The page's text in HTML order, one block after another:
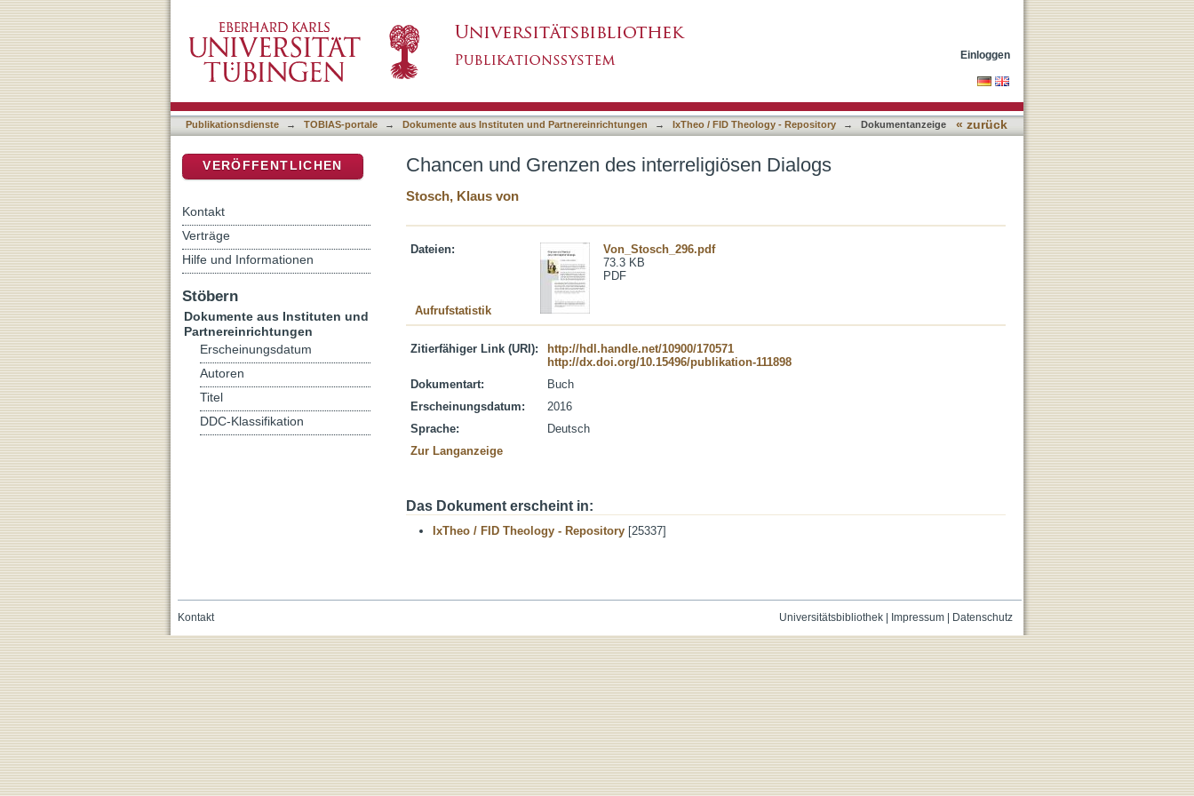
Einloggen
Publikationsdienste → TOBIAS-portale → Dokumente aus Instituten und Partnereinrichtungen → IxTheo / FID Theology - Repository → Dokumentanzeige « zurück
Chancen und Grenzen des interreligiösen Dialogs
Stosch, Klaus von
Dateien:
Von_Stosch_296.pdf
73.3 KB
PDF
Aufrufstatistik
Zitierfähiger Link (URI):
http://hdl.handle.net/10900/170571
http://dx.doi.org/10.15496/publikation-111898
Dokumentart:
Buch
Erscheinungsdatum:
2016
Sprache:
Deutsch
Zur Langanzeige
Das Dokument erscheint in:
IxTheo / FID Theology - Repository [25337]
VERÖFFENTLICHEN
Kontakt
Verträge
Hilfe und Informationen
Stöbern
Dokumente aus Instituten und
Partnereinrichtungen
Erscheinungsdatum
Autoren
Titel
DDC-Klassifikation
Universitätsbibliothek| Impressum| Datenschutz
Kontakt